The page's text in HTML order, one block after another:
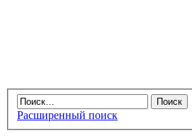
Расширенный поиск